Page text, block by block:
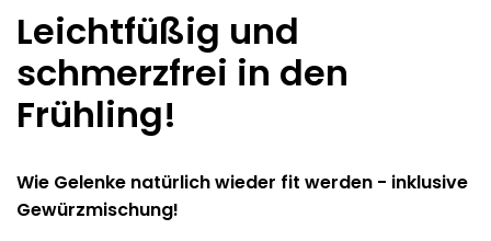
Leichtfüßig und
schmerzfrei in den
Frühling!
Wie Gelenke natürlich wieder fit werden - inklusive
Gewürzmischung!